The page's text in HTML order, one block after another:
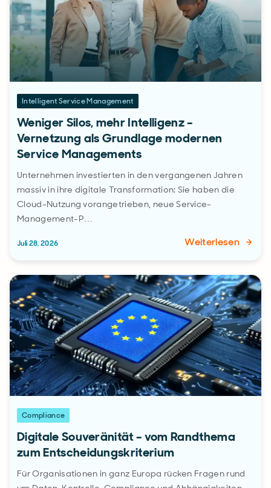
Intelligent Service Management
Weniger Silos, mehr Intelligenz –
Vernetzung als Grundlage modernen
Service Managements
Unternehmen investierten in den vergangenen Jahren
massiv in ihre digitale Transformation: Sie haben die
Cloud-Nutzung vorangetrieben, neue Service-
Management-P…
Juli 28, 2026 Weiterlesen
Compliance
Digitale Souveränität – vom Randthema
zum Entscheidungskriterium
Für Organisationen in ganz Europa rücken Fragen rund